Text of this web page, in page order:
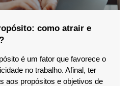
como atrair e
é um fator que favorece o
no trabalho. Afinal, ter
aos propósitos e objetivos de